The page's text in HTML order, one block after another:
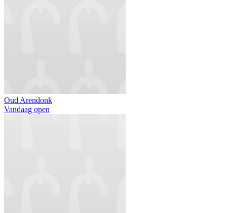
Oud Arendonk
Vandaag open